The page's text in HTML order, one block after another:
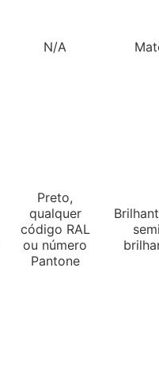
N/A
Preto,
qualquer
código RAL
ou número
Pantone